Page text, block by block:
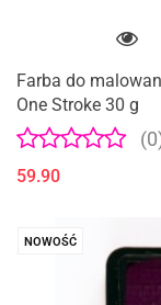
Farba do
One Stroke 30 g
59.90
NOWOŚĆ